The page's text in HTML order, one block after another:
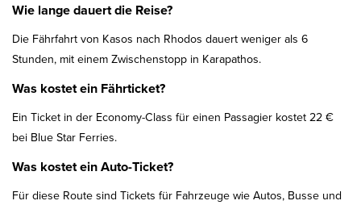
Wie lange dauert die Reise?
Die Fährfahrt von Kasos nach Rhodos dauert weniger als 6
Stunden, mit einem Zwischenstopp in Karapathos.
Was kostet ein Fährticket?
Ein Ticket in der Economy-Class für einen Passagier kostet 22 €
bei Blue Star Ferries.
Was kostet ein Auto-Ticket?
Für diese Route sind Tickets für Fahrzeuge wie Autos, Busse und